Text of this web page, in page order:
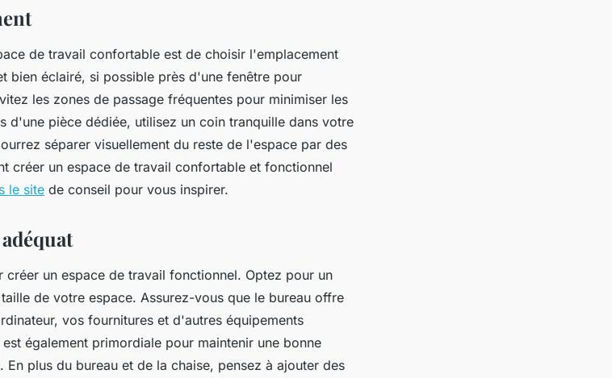
de travail confortable est de choisir l'emplacement
bien éclairé, si possible près d'une fenêtre pour
les zones de passage fréquentes pour minimiser les
d'une pièce dédiée, utilisez un coin tranquille dans votre
séparer visuellement du reste de l'espace par des
créer un espace de travail confortable et fonctionnel
le site de conseil pour vous inspirer.
un espace de travail fonctionnel. Optez pour un
de votre espace. Assurez-vous que le bureau offre
vos fournitures et d'autres équipements
également primordiale pour maintenir une bonne
plus du bureau et de la chaise, pensez à ajouter des